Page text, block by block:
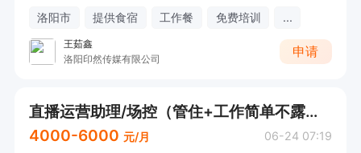
洛阳市 提供食宿 工作餐 免费培训 ...
王茹鑫
洛阳印然传媒有限公司
申请
直播运营助理/场控（管住+工作简单不露脸+有相关经验优先+可直接电话联系）
4000-6000 元/月 06-24 07:19